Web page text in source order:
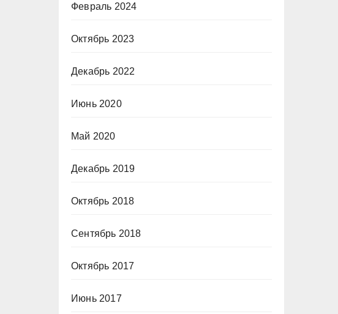
Февраль 2024
Октябрь 2023
Декабрь 2022
Июнь 2020
Май 2020
Декабрь 2019
Октябрь 2018
Сентябрь 2018
Октябрь 2017
Июнь 2017